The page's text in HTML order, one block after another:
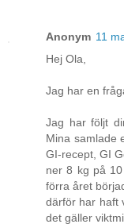
Anonym 11
Hej Ola,
Jag har en
Jag har följt
Mina samlade
GI-recept, GI
ner 8 kg på
förra året
därför har haft
det gäller